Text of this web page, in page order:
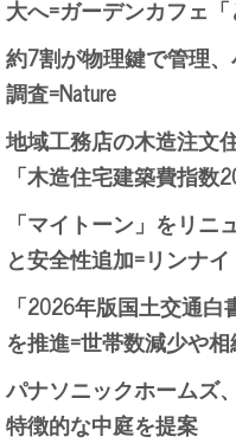
大へ=ガーデンカフェ
約7割が物理鍵で管理
調査=Nature
地域工務店の木造注文
「木造住宅建築費指数
「マイトーン」をリ
と安全性追加=リンナイ
「2026年版国土交通
を推進=世帯数減少や
パナソニックホームズ
特徴的な中庭を提案